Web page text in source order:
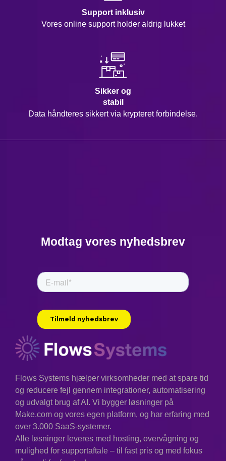
Support inklusiv
Vores online support holder aldrig lukket
Sikker og
stabil
Data håndteres sikkert via krypteret forbindelse.
Modtag vores nyhedsbrev
Flows Systems hjælper virksomheder med at spare tid
og reducere fejl gennem integrationer, automatisering
og udvalgt brug af AI. Vi bygger løsninger på
Make.com og vores egen platform, og har erfaring med
over 3.000 SaaS-systemer.
Alle løsninger leveres med hosting, overvågning og
mulighed for supportaftale – til fast pris og med fokus